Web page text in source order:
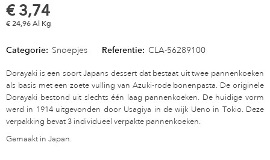
€ 3,74
€ 24,96 Al Kg
Categorie: Snoepjes Referentie: CLA-56289100
Dorayaki is een soort Japans dessert dat bestaat uit twee pannenkoeken
als basis met een zoete vulling van Azuki-rode bonenpasta. De originele
Dorayaki bestond uit slechts één laag pannenkoeken. De huidige vorm
werd in 1914 uitgevonden door Usagiya in de wijk Ueno in Tokio. Deze
verpakking bevat 3 individueel verpakte pannenkoeken.
Gemaakt in Japan.